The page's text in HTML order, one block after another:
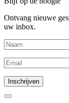
Ontvang nieuwe
uw inbox.